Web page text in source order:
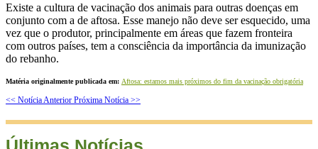
Existe a cultura de vacinação dos animais para outras doenças em
conjunto com a de aftosa. Esse manejo não deve ser esquecido, uma
vez que o produtor, principalmente em áreas que fazem fronteira
com outros países, tem a consciência da importância da imunização
do rebanho.
Matéria originalmente publicada em: Aftosa: estamos mais próximos do fim da vacinação obrigatória
<< Notícia Anterior Próxima Notícia >>